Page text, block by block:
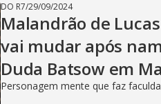
DO R7/29/09/2024
Malandrão de
vai mudar após
Duda Batsow em
Personagem mente que faz